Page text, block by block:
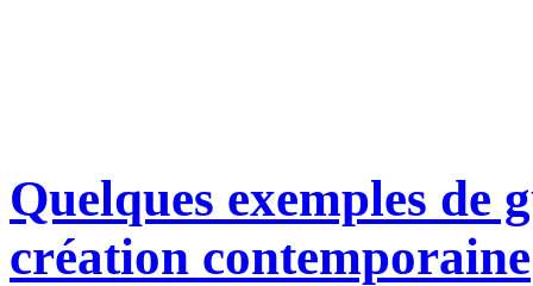
Quelques exemples de
création contemporaine